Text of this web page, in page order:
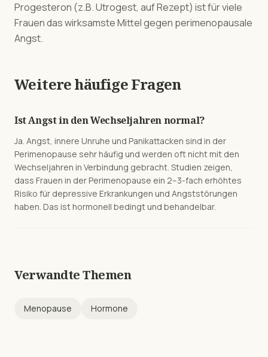
Progesteron (z.B. Utrogest, auf Rezept) ist für viele
Frauen das wirksamste Mittel gegen perimenopausale
Angst.
Weitere häufige Fragen
Ist Angst in den Wechseljahren normal?
Ja. Angst, innere Unruhe und Panikattacken sind in der
Perimenopause sehr häufig und werden oft nicht mit den
Wechseljahren in Verbindung gebracht. Studien zeigen,
dass Frauen in der Perimenopause ein 2–3-fach erhöhtes
Risiko für depressive Erkrankungen und Angststörungen
haben. Das ist hormonell bedingt und behandelbar.
Verwandte Themen
Menopause Hormone